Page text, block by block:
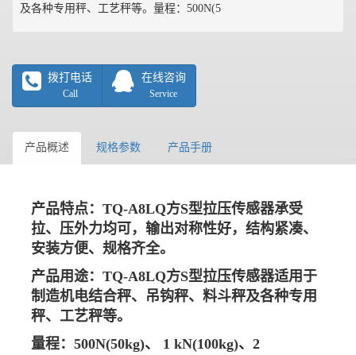
及各种专用秤、工艺秤等。量程：500N(5
拨打电话
Call
在线咨询
Service
产品概述 规格参数 产品手册
产品特点： TQ-A8LQ方S型拉压传感器承受
拉、压外力均可，输出对称性好，结构紧凑、
安装方便、规格齐全。
产品用途： TQ-A8LQ方S型拉压传感器适用于
制造机电结合秤、吊钩秤、料斗秤及各种专用
秤、工艺秤等。
量程： 500N(50kg)、 1 kN(100kg)、2